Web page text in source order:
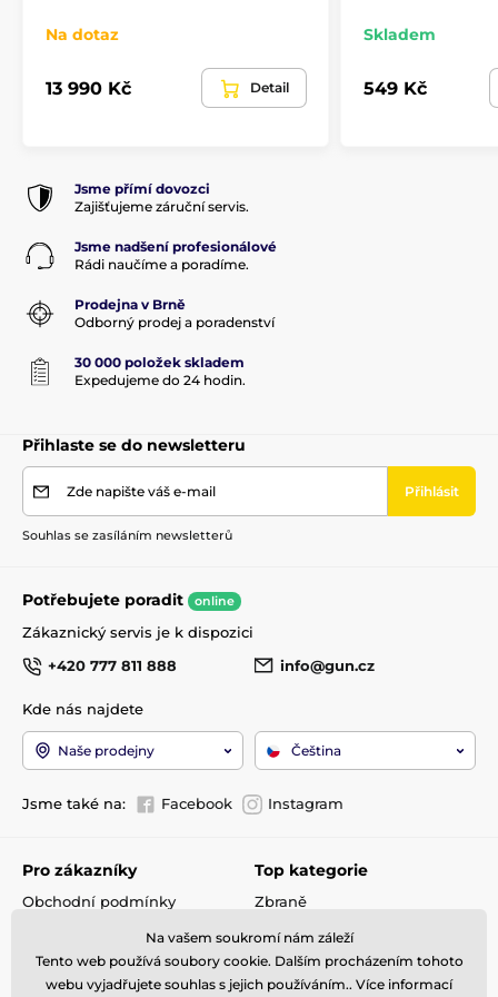
Na dotaz
13 990 Kč Detail
Skladem
549 Kč
Jsme přímí dovozci
Zajišťujeme záruční servis.
Jsme nadšení profesionálové
Rádi naučíme a poradíme.
Prodejna v Brně
Odborný prodej a poradenství
30 000 položek skladem
Expedujeme do 24 hodin.
Přihlaste se do newsletteru
Zde napište váš e-mail Přihlásit
Souhlas se zasíláním newsletterů
Potřebujete poradit online
Zákaznický servis je k dispozici
+420 777 811 888
info@gun.cz
Kde nás najdete
Naše prodejny Čeština
Jsme také na: Facebook Instagram
Pro zákazníky
Obchodní podmínky
Doprava a platba
Reklamace
Kontakty
Top kategorie
Zbraně
Optika
Střelivo
Příslušenství
Na vašem soukromí nám záleží
Tento web používá soubory cookie. Dalším procházením tohoto
webu vyjadřujete souhlas s jejich používáním.. Více informací